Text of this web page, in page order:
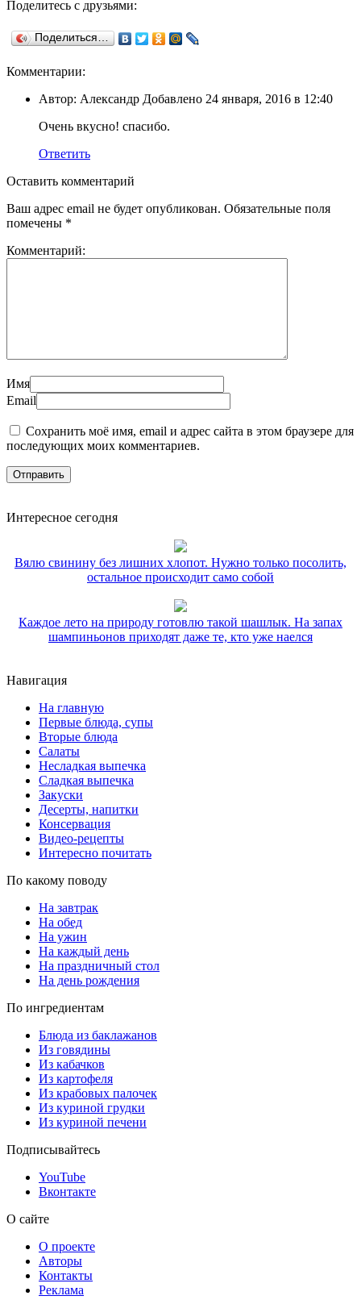
Поделитесь с друзьями:
Поделиться…
Комментарии:
Автор: Александр Добавлено 24 января, 2016 в 12:40
Очень вкусно! спасибо.
Ответить
Оставить комментарий
Ваш адрес email не будет опубликован. Обязательные поля
помечены *
Комментарий:
Имя
Email
Сохранить моё имя, email и адрес сайта в этом браузере для
последующих моих комментариев.
Интересное сегодня
Вялю свинину без лишних хлопот. Нужно только посолить,
остальное происходит само собой
Каждое лето на природу готовлю такой шашлык. На запах
шампиньонов приходят даже те, кто уже наелся
Навигация
На главную
Первые блюда, супы
Вторые блюда
Салаты
Несладкая выпечка
Сладкая выпечка
Закуски
Десерты, напитки
Консервация
Видео-рецепты
Интересно почитать
По какому поводу
На завтрак
На обед
На ужин
На каждый день
На праздничный стол
На день рождения
По ингредиентам
Блюда из баклажанов
Из говядины
Из кабачков
Из картофеля
Из крабовых палочек
Из куриной грудки
Из куриной печени
Подписывайтесь
YouTube
Вконтакте
О сайте
О проекте
Авторы
Контакты
Реклама